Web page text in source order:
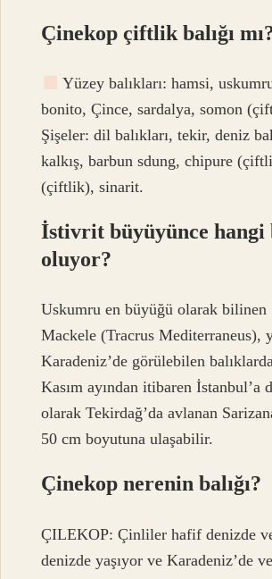
Çinekop çiftlik balığı
Yüzey balıkları: hamsi,
bonito, Çince, sardalya, somon
Şişeler: dil balıkları, tekir, deniz
kalkış, barbun sdung, chipure
(çiftlik), sinarit.
İstivrit büyüyünce hangi
oluyor?
Uskumru en büyüğü olarak bilinen
Mackele (Tracrus Mediterraneus),
Karadeniz’de görülebilen
Kasım ayından itibaren İstanbul’a
olarak Tekirdağ’da avlanan
50 cm boyutuna ulaşabilir.
Çinekop nerenin balığı?
ÇILEKOP: Çinliler hafif denizde
denizde yaşıyor ve Karadeniz’de